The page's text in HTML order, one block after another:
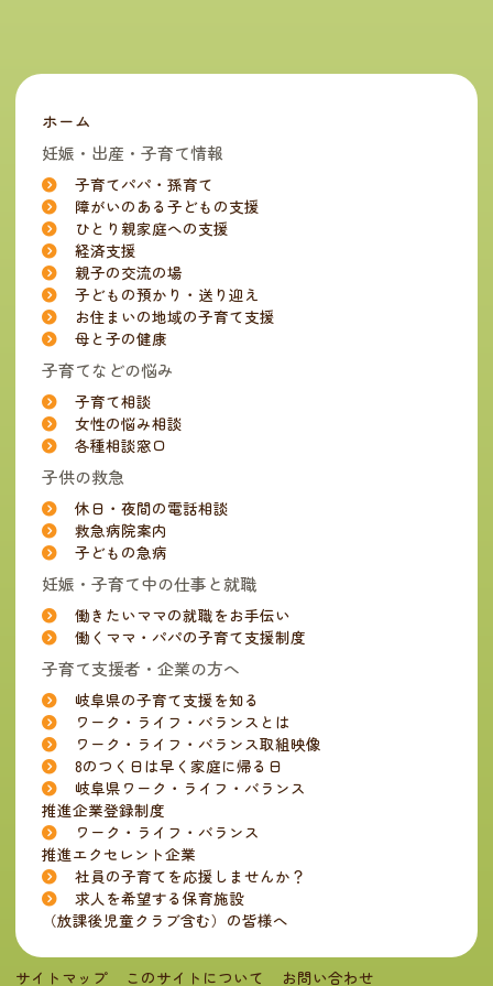
ホーム
妊娠・出産・子育て情報
子育てパパ・孫育て
障がいのある子どもの支援
ひとり親家庭への支援
経済支援
親子の交流の場
子どもの預かり・送り迎え
お住まいの地域の子育て支援
母と子の健康
子育てなどの悩み
子育て相談
女性の悩み相談
各種相談窓口
子供の救急
休日・夜間の電話相談
救急病院案内
子どもの急病
妊娠・子育て中の仕事と就職
働きたいママの就職をお手伝い
働くママ・パパの子育て支援制度
子育て支援者・企業の方へ
岐阜県の子育て支援を知る
ワーク・ライフ・バランスとは
ワーク・ライフ・バランス取組映像
8のつく日は早く家庭に帰る日
岐阜県ワーク・ライフ・バランス
推進企業登録制度
ワーク・ライフ・バランス
推進エクセレント企業
社員の子育てを応援しませんか？
求人を希望する保育施設
（放課後児童クラブ含む）の皆様へ
サイトマップ このサイトについて お問い合わせ